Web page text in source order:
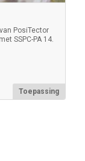
PosiTector
SSPC-PA 14.
Toepassing